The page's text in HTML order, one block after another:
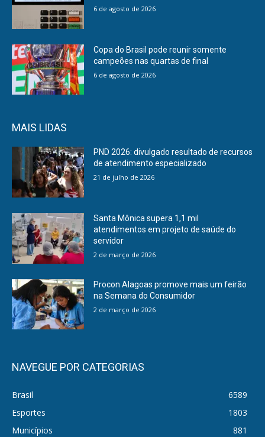
6 de agosto de 2026
Copa do Brasil pode reunir somente
campeões nas quartas de final
6 de agosto de 2026
MAIS LIDAS
PND 2026: divulgado resultado de recursos
de atendimento especializado
21 de julho de 2026
Santa Mônica supera 1,1 mil
atendimentos em projeto de saúde do
servidor
2 de março de 2026
Procon Alagoas promove mais um feirão
na Semana do Consumidor
2 de março de 2026
NAVEGUE POR CATEGORIAS
Brasil
6589
Esportes
1803
Municípios
881